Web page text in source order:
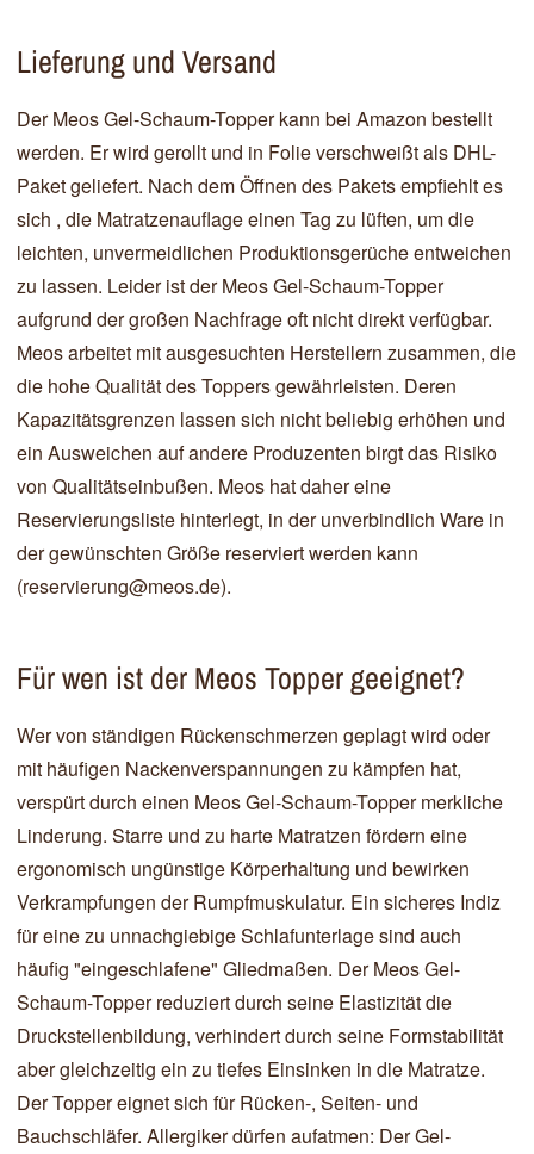
Lieferung und Versand
Der Meos Gel-Schaum-Topper kann bei Amazon bestellt
werden. Er wird gerollt und in Folie verschweißt als DHL-
Paket geliefert. Nach dem Öffnen des Pakets empfiehlt es
sich , die Matratzenauflage einen Tag zu lüften, um die
leichten, unvermeidlichen Produktionsgerüche entweichen
zu lassen. Leider ist der Meos Gel-Schaum-Topper
aufgrund der großen Nachfrage oft nicht direkt verfügbar.
Meos arbeitet mit ausgesuchten Herstellern zusammen, die
die hohe Qualität des Toppers gewährleisten. Deren
Kapazitätsgrenzen lassen sich nicht beliebig erhöhen und
ein Ausweichen auf andere Produzenten birgt das Risiko
von Qualitätseinbußen. Meos hat daher eine
Reservierungsliste hinterlegt, in der unverbindlich Ware in
der gewünschten Größe reserviert werden kann
(reservierung@meos.de).
Für wen ist der Meos Topper geeignet?
Wer von ständigen Rückenschmerzen geplagt wird oder
mit häufigen Nackenverspannungen zu kämpfen hat,
verspürt durch einen Meos Gel-Schaum-Topper merkliche
Linderung. Starre und zu harte Matratzen fördern eine
ergonomisch ungünstige Körperhaltung und bewirken
Verkrampfungen der Rumpfmuskulatur. Ein sicheres Indiz
für eine zu unnachgiebige Schlafunterlage sind auch
häufig "eingeschlafene" Gliedmaßen. Der Meos Gel-
Schaum-Topper reduziert durch seine Elastizität die
Druckstellenbildung, verhindert durch seine Formstabilität
aber gleichzeitig ein zu tiefes Einsinken in die Matratze.
Der Topper eignet sich für Rücken-, Seiten- und
Bauchschläfer. Allergiker dürfen aufatmen: Der Gel-